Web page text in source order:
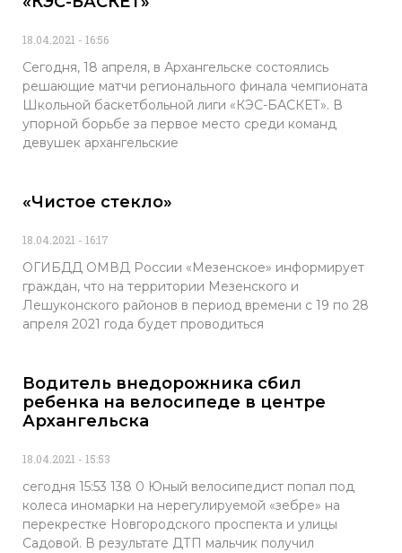
18.04.2021 16:56
Сегодня, 18 апреля, в Архангельске состоялись
решающие матчи регионального финала чемпионата
Школьной баскетбольной лиги «КЭС-БАСКЕТ». В
упорной борьбе за первое место среди команд
девушек архангельские
«Чистое стекло»
18.04.2021 16:17
ОГИБДД ОМВД России «Мезенское» информирует
граждан, что на территории Мезенского и
Лешуконского районов в период времени с 19 по 28
апреля 2021 года будет проводиться
Водитель внедорожника сбил
ребенка на велосипеде в центре
Архангельска
18.04.2021 15:53
сегодня 15:53 138 0 Юный велосипедист попал под
колеса иномарки на нерегулируемой «зебре» на
перекрестке Новгородского проспекта и улицы
Садовой. В результате ДТП мальчик получил